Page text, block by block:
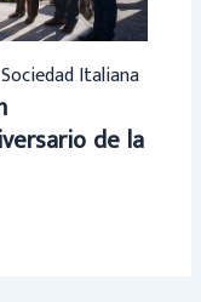
Italiana
de la